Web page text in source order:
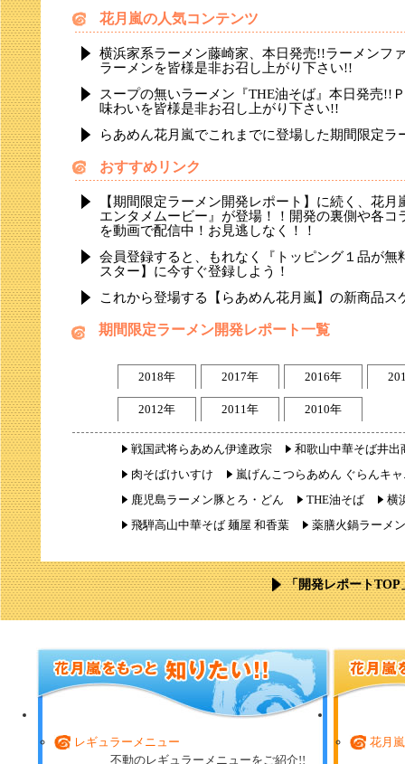
花月嵐の人気コンテンツ
横浜家系ラーメン藤崎家、本日発売!!ラーメンフ
ラーメンを皆様是非お召し上がり下さい!!
スープの無いラーメン『THE油そば』本日発売!!
味わいを皆様是非お召し上がり下さい!!
らあめん花月嵐でこれまでに登場した期間限定ラ
おすすめリンク
【期間限定ラーメン開発レポート】に続く、花
エンタメムービー』が登場！！開発の裏側や各
を動画で配信中！お見逃しなく！！
会員登録すると、もれなく『トッピング１品が
スター】に今すぐ登録しよう！
これから登場する【らあめん花月嵐】の新商品ス
期間限定ラーメン開発レポート一覧
2018年 2017年 2016年
2012年 2011年 2010年
戦国武将らあめん伊達政宗
和歌山中華そば井出
肉そばけいすけ
嵐げんこつらあめん ぐらんキ
鹿児島ラーメン豚とろ・どん
THE油そば
横
飛騨高山中華そば 麺屋 和香葉
薬膳火鍋ラーメ
「開発レポートTOP
レギュラーメニュー
不動のレギュラーメニューをご紹介!!
花月